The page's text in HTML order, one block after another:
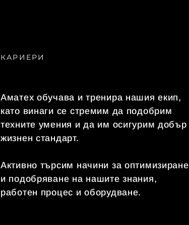
КАРИЕРИ
Аматех обучава и тренира нашия екип,
като винаги се стремим да подобрим
техните умения и да им осигурим добър
жизнен стандарт.
Активно търсим начини за оптимизиране
и подобряване на нашите знания,
работен процес и оборудване.